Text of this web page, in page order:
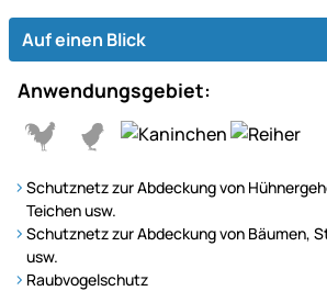
Auf einen Blick
Anwendungsgebiet:
Schutznetz zur Abdeckung von
Teichen usw.
Schutznetz zur Abdeckung von Bäumen,
usw.
Raubvogelschutz